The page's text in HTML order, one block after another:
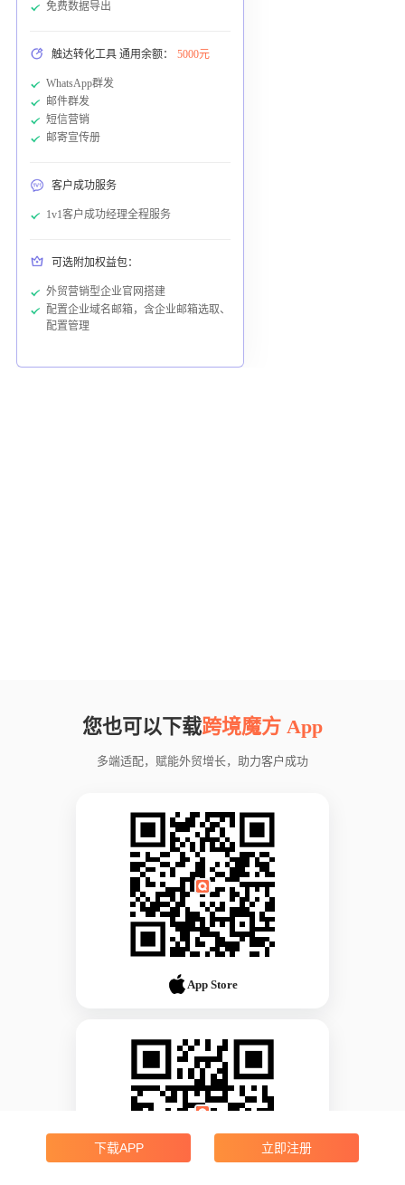
免费数据导出
触达转化工具 通用余额： 5000元
WhatsApp群发
邮件群发
短信营销
邮寄宣传册
客户成功服务
1v1客户成功经理全程服务
可选附加权益包：
外贸营销型企业官网搭建
配置企业域名邮箱，含企业邮箱选取、
配置管理
您也可以下载跨境魔方 App
多端适配，赋能外贸增长，助力客户成功
App Store
下载APP 立即注册